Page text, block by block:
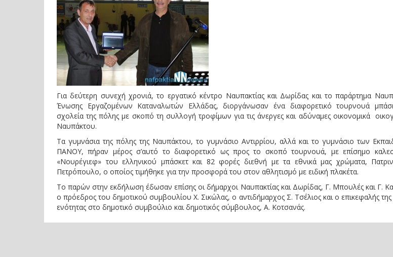
Για δεύτερη συνεχή χρονιά, το εργατικό κέντρο Ναυπακτίας και Δωρίδας και το παράρτημα
Ένωσης Εργαζομένων Καταναλωτών Ελλάδας, διοργάνωσαν ένα διαφορετικό τουρνουά
σχολεία της πόλης με σκοπό τη συλλογή τροφίμων για τις άνεργες και αδύναμες οικονομικά
Ναυπάκτου.
Τα γυμνάσια της πόλης της Ναυπάκτου, το γυμνάσιο Αντιρρίου, αλλά και το γυμνάσιο των
ΠΑΝΟΥ, πήραν μέρος σ’αυτό το διαφορετικό ως προς το σκοπό τουρνουά, με επίσημο
«Νουρέγιεφ» του ελληνικού μπάσκετ και 82 φορές διεθνή με τα εθνικά μας χρώματα,
Πετρόπουλο, ο οποίος τιμήθηκε για την προσφορά του στον αθλητισμό με ειδική πλακέτα.
Το παρών στην εκδήλωση έδωσαν επίσης οι δήμαρχοι Ναυπακτίας και Δωρίδας, Γ. Μπουλές και Γ.
ο πρόεδρος του δημοτικού συμβουλίου Χ. Σικώλας, ο αντιδήμαρχος Σ. Τσέλιος και ο επικεφαλής της
ενότητας στο δημοτικό συμβούλιο και δημοτικός σύμβουλος, Α. Κοτσανάς.